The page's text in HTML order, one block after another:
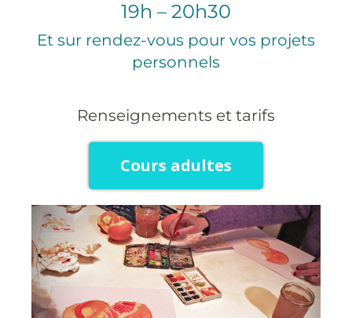
19h – 20h30
Et sur rendez-vous pour vos projets
personnels
Renseignements et tarifs
Cours adultes